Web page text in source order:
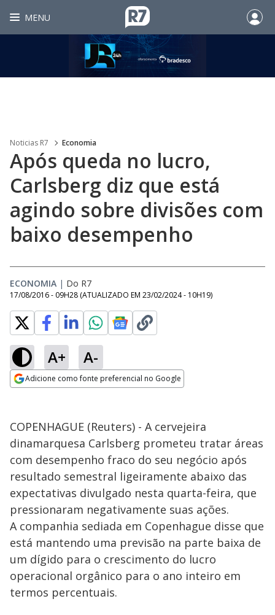
MENU
Noticias R7 Economia
Após queda no lucro,
Carlsberg diz que está
agindo sobre divisões com
baixo desempenho
ECONOMIA | Do R7
17/08/2016 - 09H28 (ATUALIZADO EM 23/02/2024 - 10H19)
A+ A-
Adicione como fonte preferencial no Google
COPENHAGUE (Reuters) - A cervejeira
dinamarquesa Carlsberg prometeu tratar áreas
com desempenho fraco do seu negócio após
resultado semestral ligeiramente abaixo das
expectativas divulgado nesta quarta-feira, que
pressionaram negativamente suas ações.
A companhia sediada em Copenhague disse que
está mantendo uma previsão na parte baixa de
um dígido para o crescimento do lucro
operacional orgânico para o ano inteiro em
termos percentuais.